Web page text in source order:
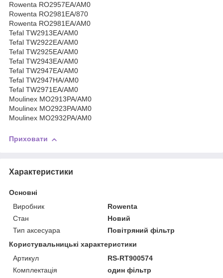
Rowenta RO2957EA/AM0
Rowenta RO2981EA/870
Rowenta RO2981EA/AM0
Tefal TW2913EA/AM0
Tefal TW2922EA/AM0
Tefal TW2925EA/AM0
Tefal TW2943EA/AM0
Tefal TW2947EA/AM0
Tefal TW2947HA/AM0
Tefal TW2971EA/AM0
Moulinex MO2913PA/AM0
Moulinex MO2923PA/AM0
Moulinex MO2932PA/AM0
Приховати
Характеристики
Основні
Виробник
Rowenta
Стан
Новий
Тип аксесуара
Повітряний фільтр
Користувальницькі характеристики
Артикул
RS-RT900574
Комплектація
один фільтр